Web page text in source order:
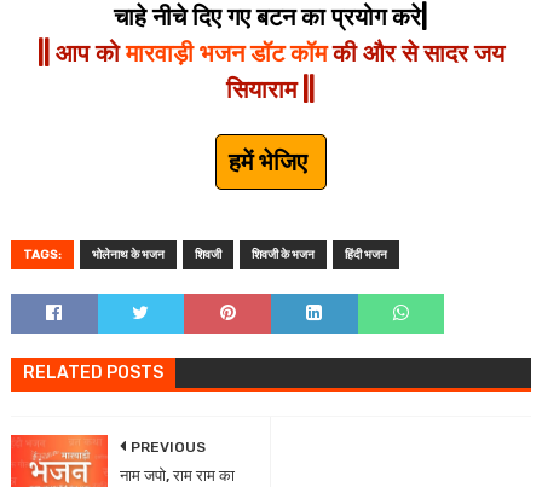
चाहे नीचे दिए गए बटन का प्रयोग करे|
|| आप कोमारवाड़ी भजन डॉट कॉमकी और से सादर जय
सियाराम ||
हमें भेजिए
TAGS: भोलेनाथ के भजन शिवजी शिवजी के भजन हिंदी भजन
RELATED POSTS
PREVIOUS
नाम जपो, राम राम का